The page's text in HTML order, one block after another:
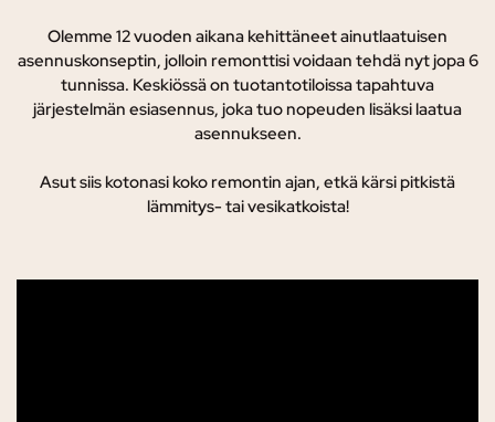
Olemme 12 vuoden aikana kehittäneet ainutlaatuisen
asennuskonseptin, jolloin remonttisi voidaan tehdä nyt jopa 6
tunnissa. Keskiössä on tuotantotiloissa tapahtuva
järjestelmän esiasennus, joka tuo nopeuden lisäksi laatua
asennukseen.
Asut siis kotonasi koko remontin ajan, etkä kärsi pitkistä
lämmitys- tai vesikatkoista!